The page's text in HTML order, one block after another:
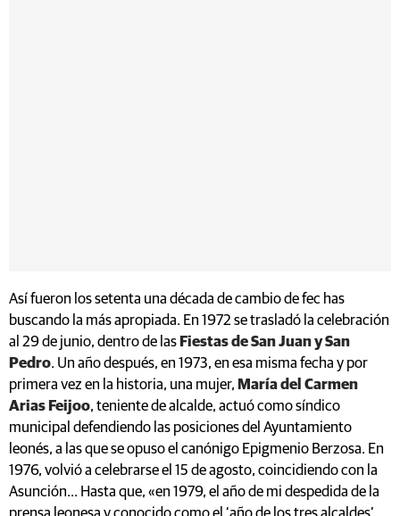
Así fueron los setenta una década de cambio de fec has
buscando la más apropiada. En 1972 se trasladó la celebración
al 29 de junio, dentro de las Fiestas de San Juan y San
Pedro. Un año después, en 1973, en esa misma fecha y por
primera vez en la historia, una mujer, María del Carmen
Arias Feijoo, teniente de alcalde, actuó como síndico
municipal defendiendo las posiciones del Ayuntamiento
leonés, a las que se opuso el canónigo Epigmenio Berzosa. En
1976, volvió a celebrarse el 15 de agosto, coincidiendo con la
Asunción... Hasta que, «en 1979, el año de mi despedida de la